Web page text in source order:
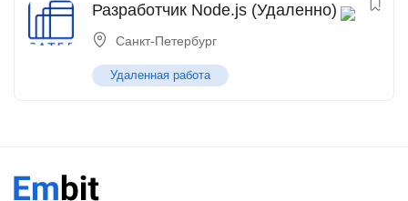
Разработчик Node.js (Удаленно)
Санкт-Петербург
Удаленная работа